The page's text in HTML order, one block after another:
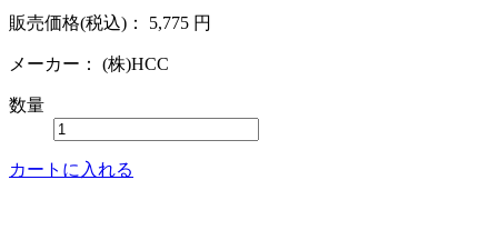
販売価格(税込)： 5,775 円
メーカー： (株)HCC
数量
カートに入れる